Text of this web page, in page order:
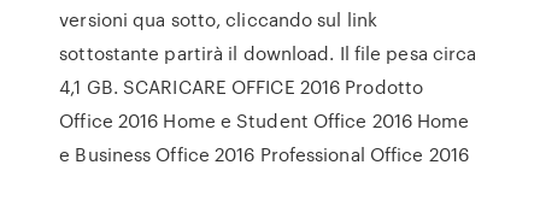
versioni qua sotto, cliccando sul link
sottostante partirà il download. Il file pesa circa
4,1 GB. SCARICARE OFFICE 2016 Prodotto
Office 2016 Home e Student Office 2016 Home
e Business Office 2016 Professional Office 2016